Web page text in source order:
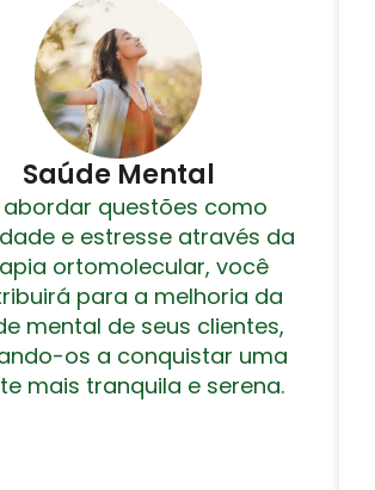
Saúde Mental
abordar questões como
e estresse através da
ortomolecular, você
para a melhoria da
mental de seus clientes,
os a conquistar uma
mais tranquila e serena.